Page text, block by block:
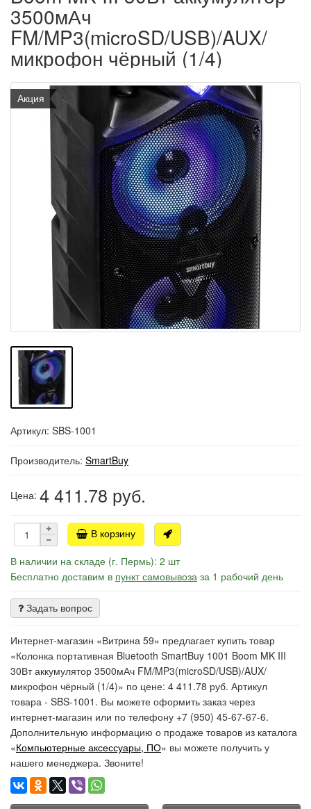
3500мАч
FM/MP3(microSD/USB)/AUX/
микрофон чёрный (1/4)
Акция
Артикул: SBS-1001
Производитель: SmartBuy
Цена: 4 411.78 руб.
В корзину
В наличии на складе (г. Пермь): 2 шт
Бесплатно доставим в пункт самовывоза за 1 рабочий день
Задать вопрос
Интернет-магазин «Витрина 59» предлагает купить товар
«Колонка портативная Bluetooth SmartBuy 1001 Boom MK III
30Вт аккумулятор 3500мАч FM/MP3(microSD/USB)/AUX/
микрофон чёрный (1/4)» по цене: 4 411.78 руб. Артикул
товара - SBS-1001. Вы можете оформить заказ через
интернет-магазин или по телефону +7 (950) 45-67-67-6.
Дополнительную информацию о продаже товаров из каталога
«Компьютерные аксессуары, ПО» вы можете получить у
нашего менеджера. Звоните!